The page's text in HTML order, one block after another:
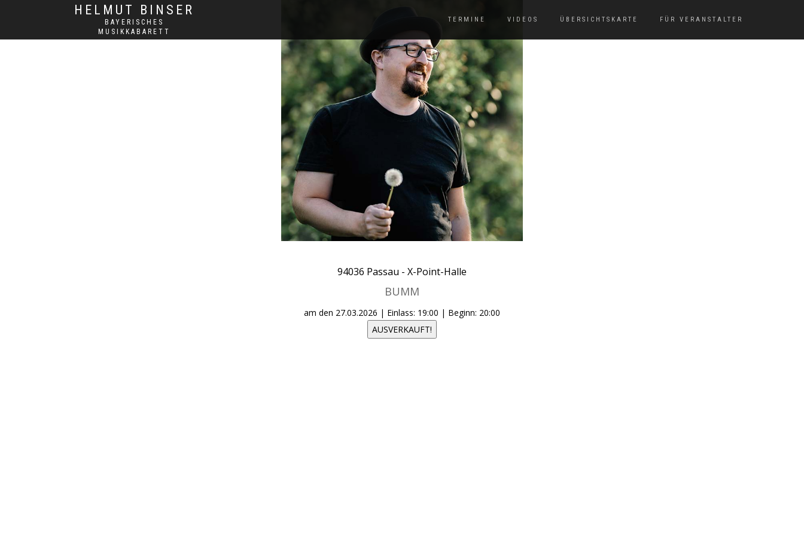
HELMUT BINSER
BAYERISCHES
MUSIKKABARETT
TERMINE VIDEOS ÜBERSICHTSKARTE FÜR VERANSTALTER
94036 Passau - X-Point-Halle
BUMM
am den 27.03.2026 | Einlass: 19:00 | Beginn: 20:00
AUSVERKAUFT!